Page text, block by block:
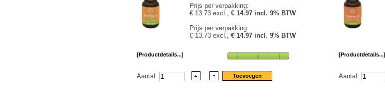
Prijs per verpakking:
€ 13.73 excl., € 14.97 incl. 9% BTW
Prijs per verpakking:
€ 13.73 excl., € 14.97 incl. 9% BTW
[Productdetails...]
Aantal:
[Productdetails...]
Aantal: